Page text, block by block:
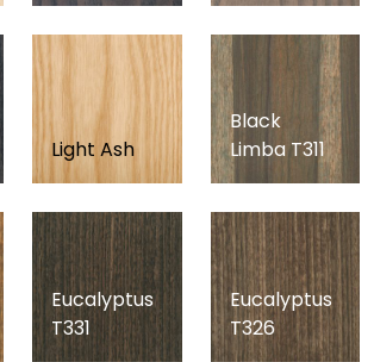
Light Ash
Black
Limba T311
Eucalyptus
T331
Eucalyptus
T326